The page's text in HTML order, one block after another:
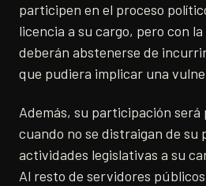
participen en el proceso
licencia a su cargo, pero con
deberán abstenerse de
que pudiera implicar una
Además, su participación será
cuando no se distraigan de su
actividades legislativas a su
Al resto de servidores